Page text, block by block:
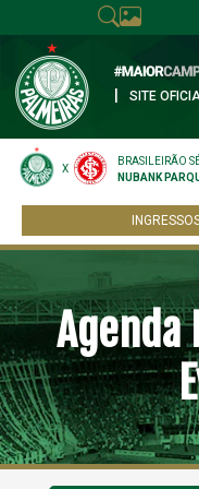
SITE
X
BRASILEIRÃO
NUBANK
Agenda